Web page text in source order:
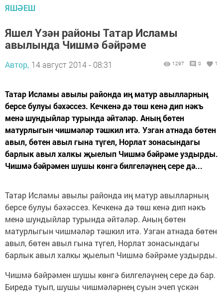
ЯШӘЕШ
Яшел Үзән районы Татар Исламы
авылында Чишмә бәйрәме
Автор, 14 август 2014 - 08:31 1297 0 1
Татар Исламы авылы районда иң матур авылларның
берсе булуы бәхәссез. Кечкенә дә төш кенә дип нәкъ
менә шундыйлар турында әйтәләр. Аның бөтен
матурлыгын чишмәләр тәшкил итә. Узган атнада бөтен
авыл, бөтен авыл гына түгел, Норлат зонасындагы
барлык авыл халкы җыелып Чишмә бәйрәме уздырды.
Чишмә бәйрәмен шушы көнгә билгеләүнең сере дә...
Татар Исламы авылы районда иң матур авылларның
берсе булуы бәхәссез. Кечкенә дә төш кенә дип нәкъ
менә шундыйлар турында әйтәләр. Аның бөтен
матурлыгын чишмәләр тәшкил итә. Узган атнада бөтен
авыл, бөтен авыл гына түгел, Норлат зонасындагы
барлык авыл халкы җыелып Чишмә бәйрәме уздырды.
Чишмә бәйрәмен шушы көнгә билгеләүнең сере дә бар.
Биредә туып, шушы чишмәләрнең суын эчеп үскән